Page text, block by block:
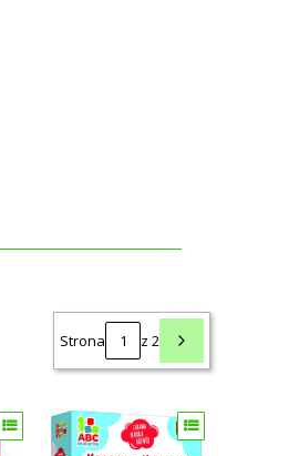
Strona z 2